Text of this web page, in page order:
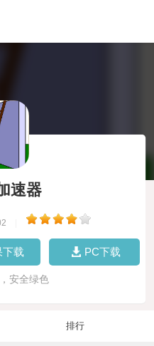
速器
下载 PC下载
安全绿色
排行